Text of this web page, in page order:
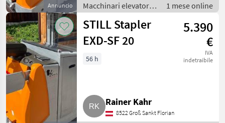
Annuncio
Macchinari elevatori e
per magazzino /
Carrelli elevatori
1 mese online
STILL Stapler
EXD-SF 20
5.390
€
IVA
indetraibile
56 h
Rainer Kahr
8522 Groß Sankt Florian